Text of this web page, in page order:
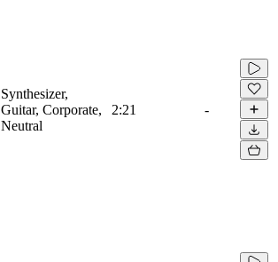
Synthesizer,
Guitar, Corporate,
Neutral
2:21 -